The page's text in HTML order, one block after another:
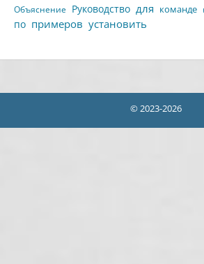
Объяснение Руководство для команде
по примеров установить
© 2023-2026